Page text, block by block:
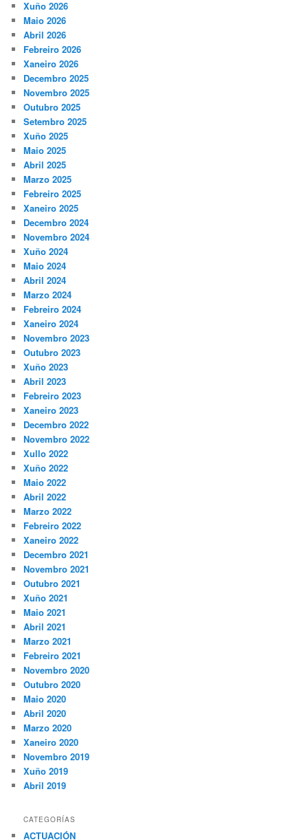
Xuño 2026
Maio 2026
Abril 2026
Febreiro 2026
Xaneiro 2026
Decembro 2025
Novembro 2025
Outubro 2025
Setembro 2025
Xuño 2025
Maio 2025
Abril 2025
Marzo 2025
Febreiro 2025
Xaneiro 2025
Decembro 2024
Novembro 2024
Xuño 2024
Maio 2024
Abril 2024
Marzo 2024
Febreiro 2024
Xaneiro 2024
Novembro 2023
Outubro 2023
Xuño 2023
Abril 2023
Febreiro 2023
Xaneiro 2023
Decembro 2022
Novembro 2022
Xullo 2022
Xuño 2022
Maio 2022
Abril 2022
Marzo 2022
Febreiro 2022
Xaneiro 2022
Decembro 2021
Novembro 2021
Outubro 2021
Xuño 2021
Maio 2021
Abril 2021
Marzo 2021
Febreiro 2021
Novembro 2020
Outubro 2020
Maio 2020
Abril 2020
Marzo 2020
Xaneiro 2020
Novembro 2019
Xuño 2019
Abril 2019
CATEGORÍAS
ACTUACIÓN